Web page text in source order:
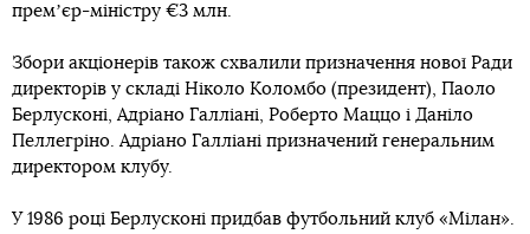
премʼєр-міністру €3 млн.
Збори акціонерів також схвалили призначення нової Ради
директорів у складі Ніколо Коломбо (президент), Паоло
Берлусконі, Адріано Галліані, Роберто Маццо і Даніло
Пеллегріно. Адріано Галліані призначений генеральним
директором клубу.
У 1986 році Берлусконі придбав футбольний клуб «Мілан».